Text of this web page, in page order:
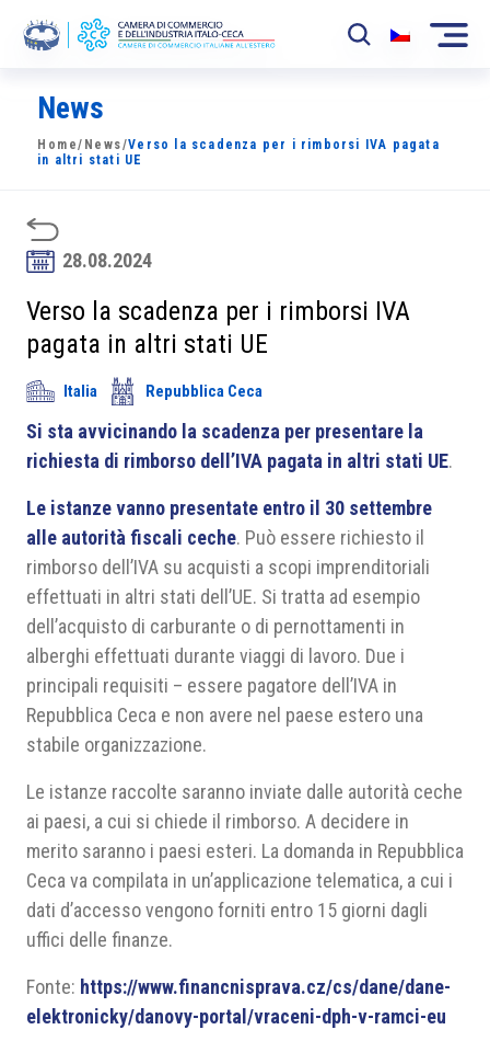
La Camera
News
Sviluppo Mercato
Soci
Partner
Progetti
Area riservata
News
Home/ News/Verso la scadenza per i rimborsi IVA pagata
in altri stati UE
28.08.2024
Verso la scadenza per i rimborsi IVA
pagata in altri stati UE
Italia Repubblica Ceca
Si sta avvicinando la scadenza per presentare la
richiesta di rimborso dell’IVA pagata in altri stati UE.
Le istanze vanno presentate entro il 30 settembre
alle autorità fiscali ceche. Può essere richiesto il
rimborso dell’IVA su acquisti a scopi imprenditoriali
effettuati in altri stati dell’UE. Si tratta ad esempio
dell’acquisto di carburante o di pernottamenti in
alberghi effettuati durante viaggi di lavoro. Due i
principali requisiti – essere pagatore dell’IVA in
Repubblica Ceca e non avere nel paese estero una
stabile organizzazione.
Le istanze raccolte saranno inviate dalle autorità ceche
ai paesi, a cui si chiede il rimborso. A decidere in
merito saranno i paesi esteri. La domanda in Repubblica
Ceca va compilata in un’applicazione telematica, a cui i
dati d’accesso vengono forniti entro 15 giorni dagli
uffici delle finanze.
Fonte: https://www.financnisprava.cz/cs/dane/dane-
elektronicky/danovy-portal/vraceni-dph-v-ramci-eu